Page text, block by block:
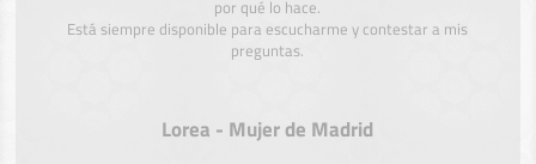
por qué lo hace.
Está siempre disponible para escucharme y contestar a mis
preguntas.
Lorea - Mujer de Madrid